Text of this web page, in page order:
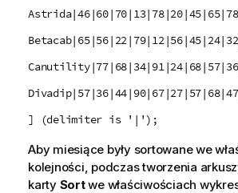
] (delimiter is '|');
Aby miesiące były sortowane we
kolejności, podczas tworzenia
karty Sortwe właściwościach